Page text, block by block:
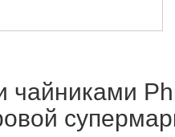
чайниками